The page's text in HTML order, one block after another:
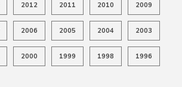
2012 2011 2010 2009
2006 2005 2004 2003
2000 1999 1998 1996